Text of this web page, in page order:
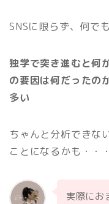
SNSに限らず、何で
独学で突き進むと何
の要因は何だったの
多い
ちゃんと分析できな
ことになるかも・・・
実際にお